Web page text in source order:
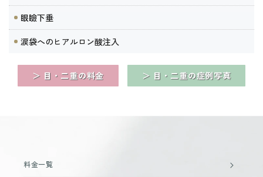
眼瞼下垂
涙袋へのヒアルロン酸注入
＞ 目・二重の料金 ＞ 目・二重の症例写真
料金一覧